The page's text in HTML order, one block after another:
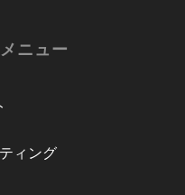
ニュー
ィング